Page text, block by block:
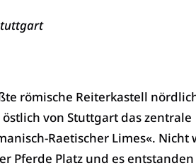
römische Reiterkastell
von Stuttgart das zentrale
Raetischer Limes«. Nicht
Pferde Platz und es entstanden